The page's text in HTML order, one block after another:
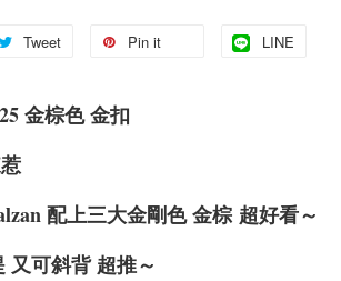
Tweet Pin it LINE
金棕色 金扣
配上三大金剛色 金棕 超好看～
又可斜背 超推～